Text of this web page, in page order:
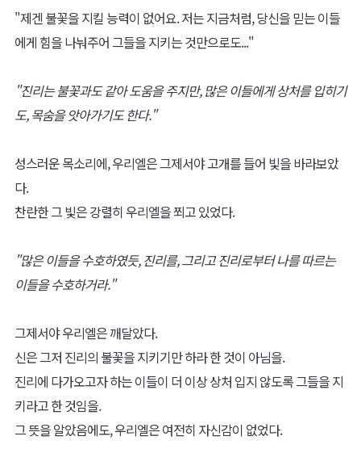
"제겐 불꽃을 지킬 능력이 없어요. 저는 지금처럼, 당신을 믿는 이들
에게 힘을 나눠주어 그들을 지키는 것만으로도..."
"진리는 불꽃과도 같아 도움을 주지만, 많은 이들에게 상처를 입히기
도, 목숨을 앗아가기도 한다."
성스러운 목소리에, 우리엘은 그제서야 고개를 들어 빛을 바라보았
다.
찬란한 그 빛은 강렬히 우리엘을 쬐고 있었다.
"많은 이들을 수호하였듯, 진리를, 그리고 진리로부터 나를 따르는
이들을 수호하거라."
그제서야 우리엘은 깨달았다.
신은 그저 진리의 불꽃을 지키기만 하라 한 것이 아님을.
진리에 다가오고자 하는 이들이 더 이상 상처 입지 않도록 그들을 지
키라고 한 것임을.
그 뜻을 알았음에도, 우리엘은 여전히 자신감이 없었다.